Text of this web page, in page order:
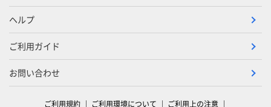
ヘルプ
ご利用ガイド
お問い合わせ
ご利用規約 ご利用環境について ご利用上の注意